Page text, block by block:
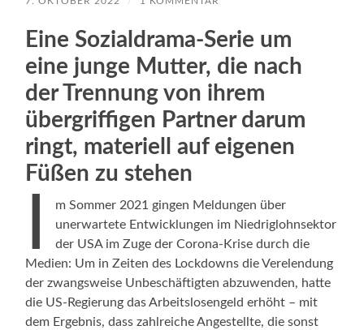
Eine Sozialdrama-Serie um
eine junge Mutter, die nach
der Trennung von ihrem
übergriffigen Partner darum
ringt, materiell auf eigenen
Füßen zu stehen
m Sommer 2021 gingen Meldungen über
unerwartete Entwicklungen im Niedriglohnsektor
der USA im Zuge der Corona-Krise durch die
Medien: Um in Zeiten des Lockdowns die Verelendung
der zwangsweise Unbeschäftigten abzuwenden, hatte
die US-Regierung das Arbeitslosengeld erhöht – mit
dem Ergebnis, dass zahlreiche Angestellte, die sonst